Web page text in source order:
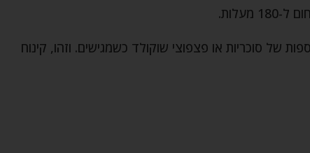
של סוכריות או פצפוצי שוקולד כשמגישים. וזהו, קינוח